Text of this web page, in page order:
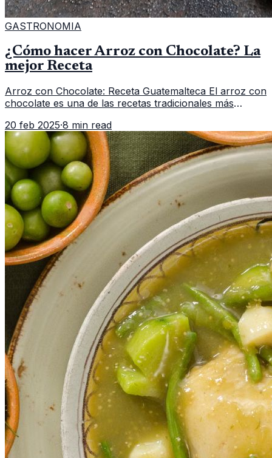
GASTRONOMIA
¿Cómo hacer Arroz con Chocolate? La
mejor Receta
Arroz con Chocolate: Receta Guatemalteca El arroz con
chocolate es una de las recetas tradicionales más
combina la suavidad d
20 feb 2025·8 min read